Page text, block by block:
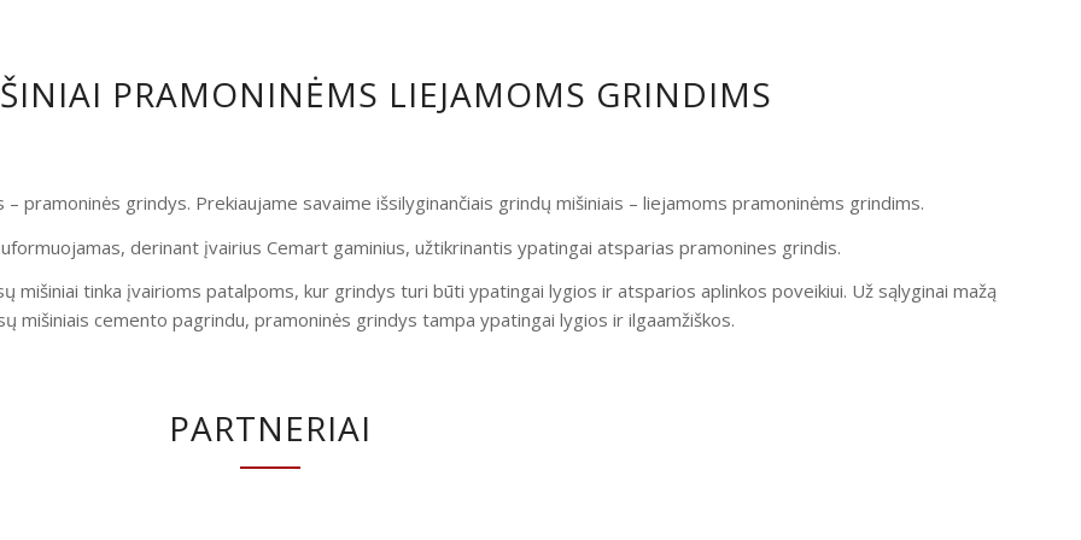
PRAMONINĖMS LIEJAMOMS GRINDIMS
pramoninės grindys. Prekiaujame savaime išsilyginančiais grindų mišiniais – liejamoms pramoninėms grindims.
derinant įvairius Cemart gaminius, užtikrinantis ypatingai atsparias pramonines grindis.
mišiniai tinka įvairioms patalpoms, kur grindys turi būti ypatingai lygios ir atsparios aplinkos poveikiui. Už sąlyginai mažą
mišiniais cemento pagrindu, pramoninės grindys tampa ypatingai lygios ir ilgaamžiškos.
PARTNERIAI